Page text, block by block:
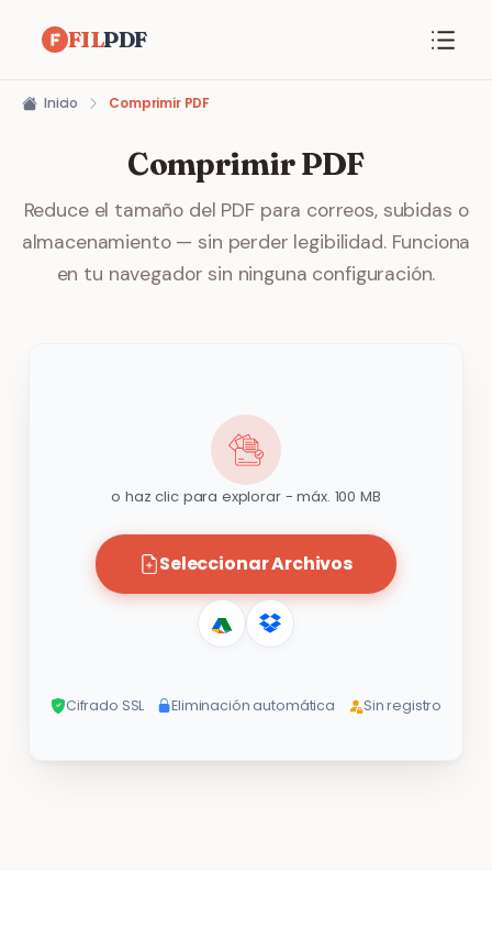
FILPDF
Inicio Comprimir PDF
Comprimir PDF
Reduce el tamaño del PDF para correos, subidas o
almacenamiento — sin perder legibilidad. Funciona
en tu navegador sin ninguna configuración.
o haz clic para explorar - máx. 100 MB
Seleccionar Archivos
Cifrado SSL Eliminación automática Sin registro